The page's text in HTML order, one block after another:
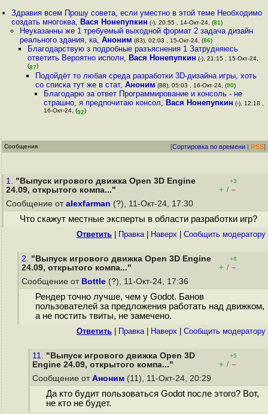
Здравия всем Прошу совета, если уместно в этой теме Необходимо
создать многоква, Вася Нонепупкин (-), 20:55 , 14-Окт-24, (81)
Неуказанны же 1 требуемый выходной формат 2 задача дизайн
реального здания, ка, Аноним (83), 02:03 , 15-Окт-24, (86)
Благодарствую з подробные разъяснения 1 Затрудняюсь
ответить Вероятно исполн, Вася Нонепупкин (-), 21:15 , 15-Окт-24,
(87)
Подойдёт то любая среда разработки 3D-дизайна игры, хоть
со списка тут же в стат,Аноним (88), 05:03 , 16-Окт-24, (90)
Благодарю за ответ Программирование и консоль - не
страшно, я предпочитаю консол, Вася Нонепупкин (-), 12:18 ,
16-Окт-24, (92)
Сообщения [Сортировка по времени | RSS]
1. "Выпуск игрового движка Open 3D Engine
24.09, открытого компа..."
+3
+ / –
Сообщение от alexfarman (?), 11-Окт-24, 17:30
Что скажут местные эксперты в области разработки игр?
Ответить Правка| Наверх Cообщить модератору
2. "Выпуск игрового движка Open 3D Engine
24.09, открытого компа..."
+8
+ / –
Сообщение от Bottle (?), 11-Окт-24, 17:36
Рендер точно лучше, чем у Godot. Банов
пользователей за предложения работать над движком,
а не постить твиты, не замечено.
Ответить Правка| Наверх Cообщить модератору
11. "Выпуск игрового движка Open 3D
Engine 24.09, открытого компа..."
+5
+ / –
Сообщение от Аноним (11), 11-Окт-24, 20:29
Да кто будит пользоваться Godot после этого? Вот,
не кто не будет.